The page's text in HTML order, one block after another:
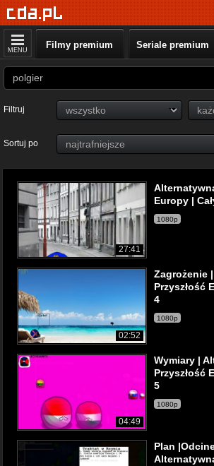
MENU Filmy premium Seriale premium
Filtruj
Sortuj po
27:41
Europy |
1080p
02:52
Zagrożenie
Przyszłość
4
1080p
04:49
Wymiary |
Przyszłość
5
1080p
Plan